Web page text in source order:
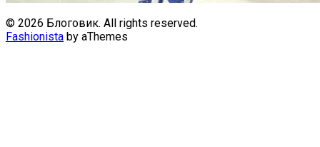
© 2026 Блоговик. All rights reserved.
Fashionista by aThemes